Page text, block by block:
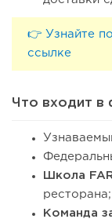
👉 Узнайте
ссылке
Что входит в
Школа
ресторана;
Команда